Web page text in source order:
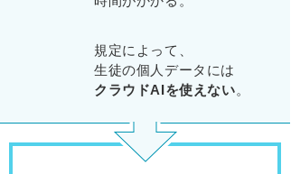
規定によって、
生徒の個人データには
クラウドAIを使えない。